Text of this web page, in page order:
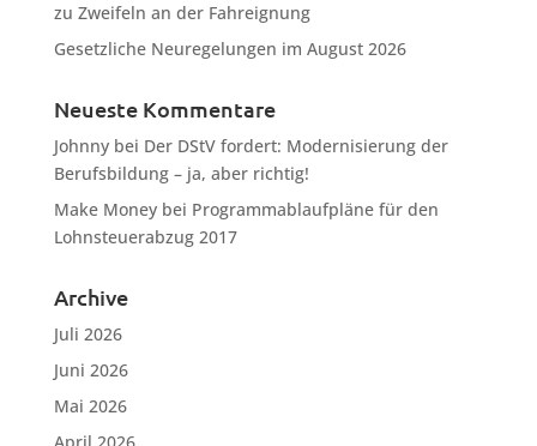
zu Zweifeln an der Fahreignung
Gesetzliche Neuregelungen im August 2026
Neueste Kommentare
Johnnybei Der DStV fordert: Modernisierung der
Berufsbildung – ja, aber richtig!
Make Moneybei Programmablaufpläne für den
Lohnsteuerabzug 2017
Archive
Juli 2026
Juni 2026
Mai 2026